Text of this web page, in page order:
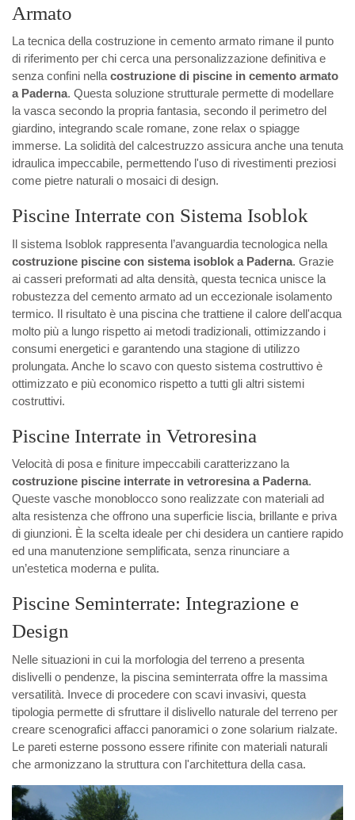
Armato
La tecnica della costruzione in cemento armato rimane il punto
di riferimento per chi cerca una personalizzazione definitiva e
senza confini nellacostruzione di piscine in cemento armato
a Paderna. Questa soluzione strutturale permette di modellare
la vasca secondo la propria fantasia, secondo il perimetro del
giardino, integrando scale romane, zone relax o spiagge
immerse. La solidità del calcestruzzo assicura anche una tenuta
idraulica impeccabile, permettendo l'uso di rivestimenti preziosi
come pietre naturali o mosaici di design.
Piscine Interrate con Sistema Isoblok
Il sistema Isoblok rappresenta l’avanguardia tecnologica nella
costruzione piscine con sistema isoblok a Paderna. Grazie
ai casseri preformati ad alta densità, questa tecnica unisce la
robustezza del cemento armato ad un eccezionale isolamento
termico. Il risultato è una piscina che trattiene il calore dell'acqua
molto più a lungo rispetto ai metodi tradizionali, ottimizzando i
consumi energetici e garantendo una stagione di utilizzo
prolungata. Anche lo scavo con questo sistema costruttivo è
ottimizzato e più economico rispetto a tutti gli altri sistemi
costruttivi.
Piscine Interrate in Vetroresina
Velocità di posa e finiture impeccabili caratterizzano la
costruzione piscine interrate in vetroresina a Paderna.
Queste vasche monoblocco sono realizzate con materiali ad
alta resistenza che offrono una superficie liscia, brillante e priva
di giunzioni. È la scelta ideale per chi desidera un cantiere rapido
ed una manutenzione semplificata, senza rinunciare a
un’estetica moderna e pulita.
Piscine Seminterrate: Integrazione e
Design
Nelle situazioni in cui la morfologia del terreno a presenta
dislivelli o pendenze, la piscina seminterrata offre la massima
versatilità. Invece di procedere con scavi invasivi, questa
tipologia permette di sfruttare il dislivello naturale del terreno per
creare scenografici affacci panoramici o zone solarium rialzate.
Le pareti esterne possono essere rifinite con materiali naturali
che armonizzano la struttura con l'architettura della casa.